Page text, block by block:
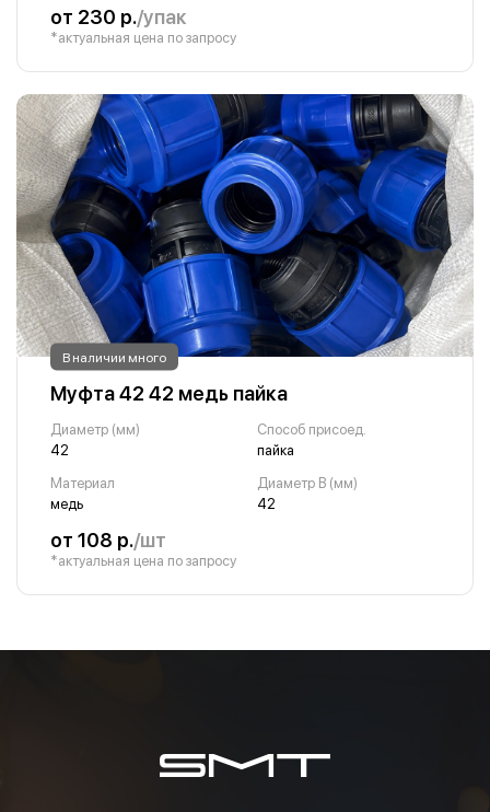
от 230 р./упак
*актуальная цена по запросу
В наличии много
Муфта 42 42 медь пайка
Диаметр (мм)
42
Способ присоед.
пайка
Материал
медь
Диаметр B (мм)
42
от 108 р./шт
*актуальная цена по запросу